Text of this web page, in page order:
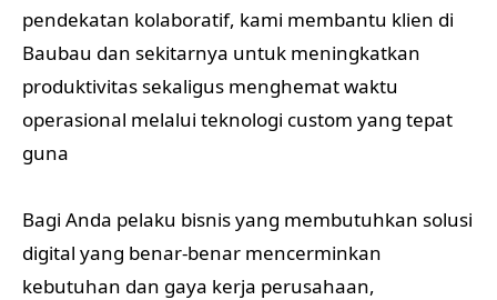
pendekatan kolaboratif, kami membantu klien di
Baubau dan sekitarnya untuk meningkatkan
produktivitas sekaligus menghemat waktu
operasional melalui teknologi custom yang tepat
guna
Bagi Anda pelaku bisnis yang membutuhkan solusi
digital yang benar-benar mencerminkan
kebutuhan dan gaya kerja perusahaan,